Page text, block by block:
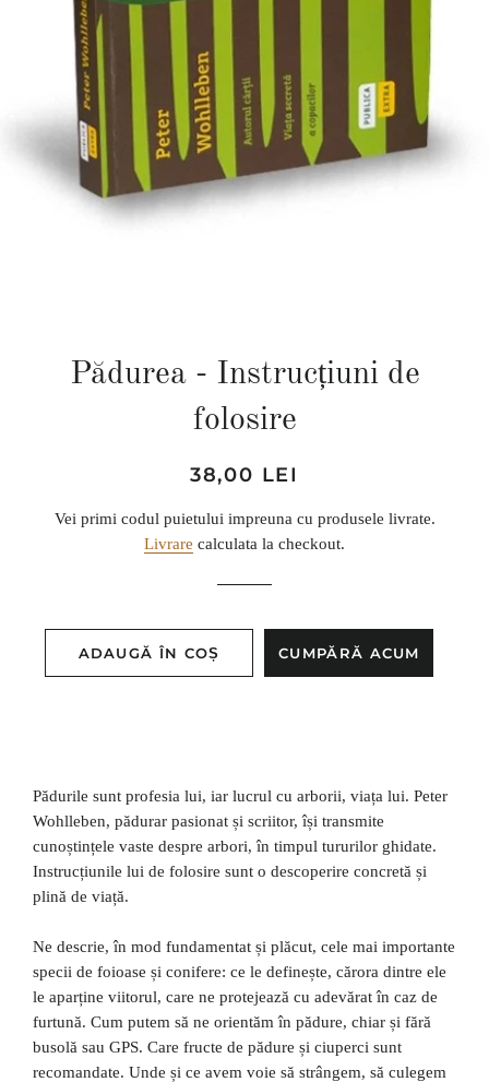
Pădurea - Instrucțiuni de
folosire
Preț
Preț
vânzare
38,00 LEI
Vei primi codul puietului impreuna cu produsele livrate.
Livrare calculata la checkout.
ADAUGĂ ÎN COȘ CUMPĂRĂ ACUM
Pădurile sunt profesia lui, iar lucrul cu arborii, viața lui. Peter
Wohlleben, pădurar pasionat și scriitor, își transmite
cunoștințele vaste despre arbori, în timpul tururilor ghidate.
Instrucțiunile lui de folosire sunt o descoperire concretă și
plină de viață.
Ne descrie, în mod fundamentat și plăcut, cele mai importante
specii de foioase și conifere: ce le definește, cărora dintre ele
le aparține viitorul, care ne protejează cu adevărat în caz de
furtună. Cum putem să ne orientăm în pădure, chiar și fără
busolă sau GPS. Care fructe de pădure și ciuperci sunt
recomandate. Unde și ce avem voie să strângem, să culegem